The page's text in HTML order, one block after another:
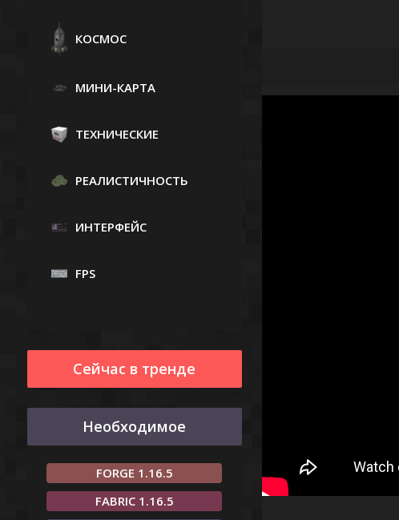
КОСМОС
МИНИ-КАРТА
ТЕХНИЧЕСКИЕ
РЕАЛИСТИЧНОСТЬ
ИНТЕРФЕЙС
FPS
Сейчас в тренде
Необходимое
FORGE 1.16.5
FABRIC 1.16.5